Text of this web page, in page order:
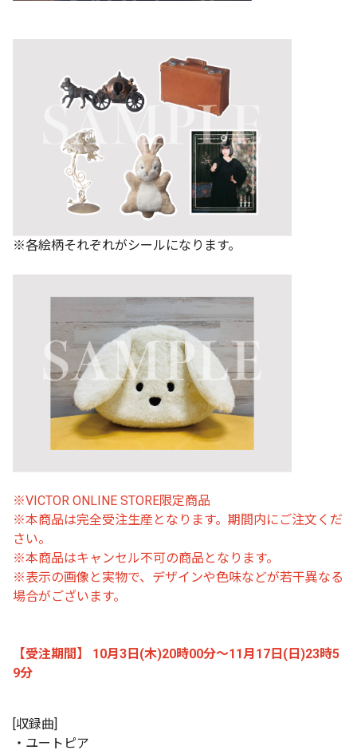
※各絵柄それぞれがシールになります。
※VICTOR ONLINE STORE限定商品
※本商品は完全受注生産となります。期間内にご注文くだ
さい。
※本商品はキャンセル不可の商品となります。
※表示の画像と実物で、デザインや色味などが若干異なる
場合がございます。
【受注期間】 10月3日(木)20時00分〜11月17日(日)23時5
9分
[収録曲]
・ユートピア